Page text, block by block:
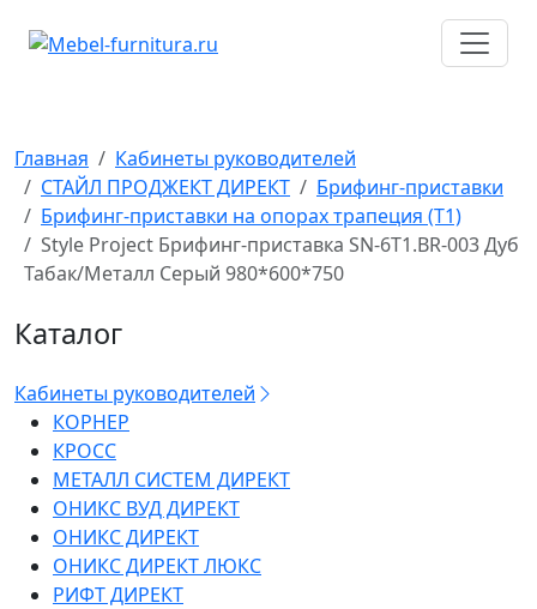
Главная
Кабинеты руководителей
СТАЙЛ ПРОДЖЕКТ ДИРЕКТ
Брифинг-приставки
Брифинг-приставки на опорах трапеция (T1)
Style Project Брифинг-приставка SN-6T1.BR-003 Дуб
Табак/Металл Серый 980*600*750
Каталог
Кабинеты руководителей
КОРНЕР
КРОСС
МЕТАЛЛ СИСТЕМ ДИРЕКТ
ОНИКС ВУД ДИРЕКТ
ОНИКС ДИРЕКТ
ОНИКС ДИРЕКТ ЛЮКС
РИФТ ДИРЕКТ